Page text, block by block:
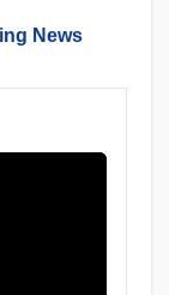
News